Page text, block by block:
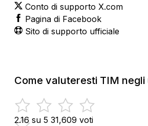
Conto di supporto X.com
Pagina di Facebook
Sito di supporto ufficiale
Come valuteresti TIM negli
2.16 su 5 31,609 voti